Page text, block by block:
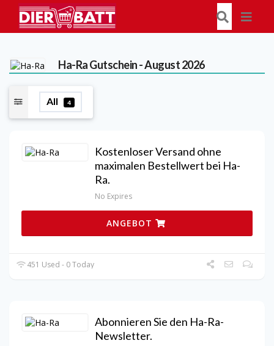
Ha-RaGutschein - August 2026
All 4
Kostenloser Versand ohne
maximalen Bestellwert bei Ha-
Ra.
No Expires
ANGEBOT
451 Used - 0 Today
Abonnieren Sie den Ha-Ra-
Newsletter.